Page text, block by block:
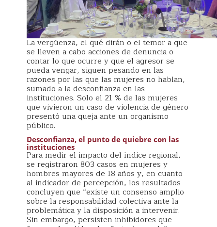
La vergüenza, el qué dirán o el temor a que
se lleven a cabo acciones de denuncia o
contar lo que ocurre y que el agresor se
pueda vengar, siguen pesando en las
razones por las que las mujeres no hablan,
sumado a la desconfianza en las
instituciones. Solo el 21 % de las mujeres
que vivieron un caso de violencia de género
presentó una queja ante un organismo
público.
Desconfianza, el punto de quiebre con las
instituciones
Para medir el impacto del índice regional,
se registraron 803 casos en mujeres y
hombres mayores de 18 años y, en cuanto
al indicador de percepción, los resultados
concluyen que “existe un consenso amplio
sobre la responsabilidad colectiva ante la
problemática y la disposición a intervenir.
Sin embargo, persisten inhibidores que